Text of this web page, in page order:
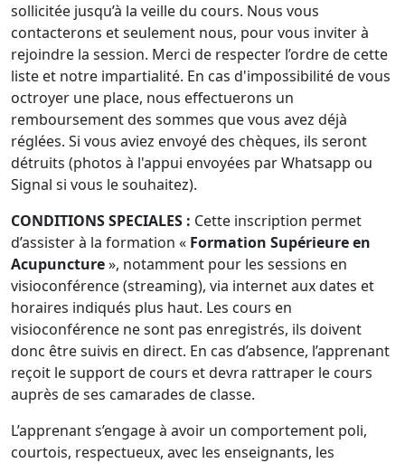
sollicitée jusqu’à la veille du cours. Nous vous
contacterons et seulement nous, pour vous inviter à
rejoindre la session. Merci de respecter l’ordre de cette
liste et notre impartialité. En cas d'impossibilité de vous
octroyer une place, nous effectuerons un
remboursement des sommes que vous avez déjà
réglées. Si vous aviez envoyé des chèques, ils seront
détruits (photos à l'appui envoyées par Whatsapp ou
Signal si vous le souhaitez).
CONDITIONS SPECIALES : Cette inscription permet
d’assister à la formation « Formation Supérieure en
Acupuncture», notamment pour les sessions en
visioconférence (streaming), via internet aux dates et
horaires indiqués plus haut. Les cours en
visioconférence ne sont pas enregistrés, ils doivent
donc être suivis en direct. En cas d’absence, l’apprenant
reçoit le support de cours et devra rattraper le cours
auprès de ses camarades de classe.
L’apprenant s’engage à avoir un comportement poli,
courtois, respectueux, avec les enseignants, les